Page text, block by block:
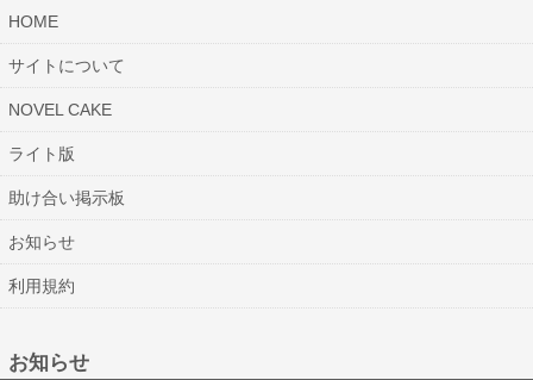
HOME
サイトについて
NOVEL CAKE
ライト版
助け合い掲示板
お知らせ
利用規約
お知らせ